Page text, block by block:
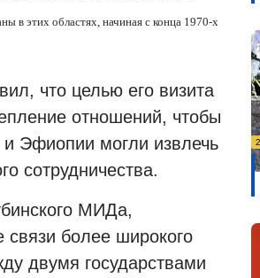
в этих областях, начиная с конца 1970-х
что целью его визита
отношений, чтобы
Эфиопии могли извлечь
сотрудничества.
МИДа,
связи более широкого
двумя государствами